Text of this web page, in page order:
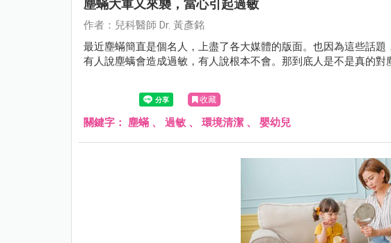
塵蟎大軍又來襲，當心引起過敏
作者：兒科醫師 Dr. 黃彥銘
最近塵蟎簡直是個名人，上盡了各大媒體的版面。也因為這些話題
有人說塵螨會造成過敏，有人說根本不會。那到底人是不是真的對
收藏
關鍵字： 塵蟎 、 過敏 、 環境清潔 、 嬰幼兒